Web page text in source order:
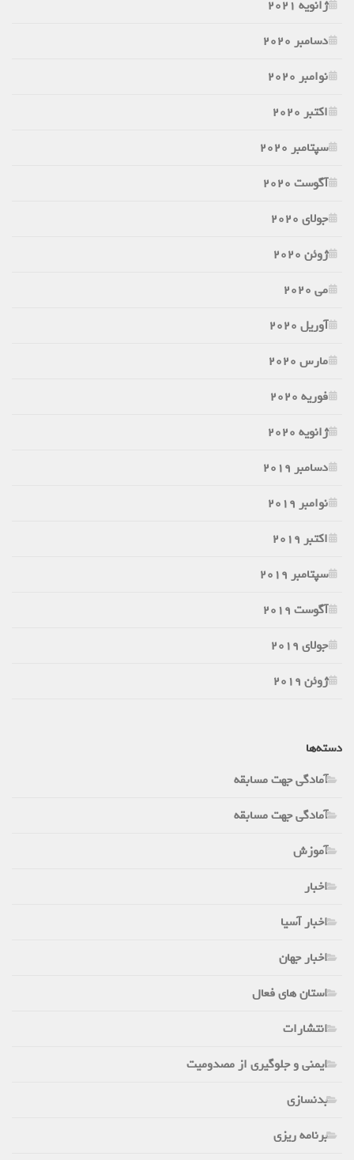
ژانویه 2021
دسامبر 2020
نوامبر 2020
اکتبر 2020
سپتامبر 2020
آگوست 2020
جولای 2020
ژوئن 2020
می 2020
آوریل 2020
مارس 2020
فوریه 2020
ژانویه 2020
دسامبر 2019
نوامبر 2019
اکتبر 2019
سپتامبر 2019
آگوست 2019
جولای 2019
ژوئن 2019
دسته‌ها
آمادگی جهت مسابقه
آمادگی جهت مسابقه
آموزش
اخبار
اخبار آسیا
اخبار جهان
استان های فعال
انتشارات
ایمنی و جلوگیری از مصدومیت
بدنسازی
برنامه ریزی